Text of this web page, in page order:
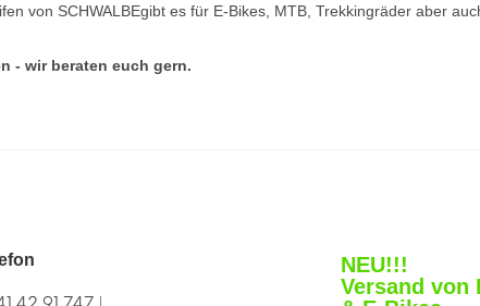
von SCHWALBEgibt es für E-Bikes, MTB, Trekkingräder aber
- wir beraten euch gern.
NEU!!!
Versand von